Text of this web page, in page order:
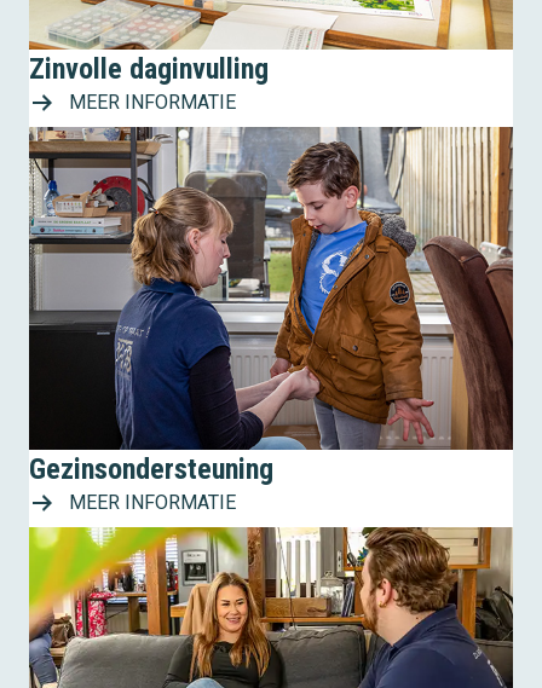
Zinvolle daginvulling
MEER INFORMATIE
Gezinsondersteuning
MEER INFORMATIE